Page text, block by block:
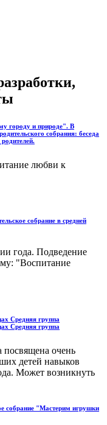
городу и природе". В
собрания: беседа
любви к
собрание в средней
года. Подведение
"Воспитание
Средняя группа
Средняя группа
посвящена очень
детей навыков
Может возникнуть
собрание "Мастерим игрушки